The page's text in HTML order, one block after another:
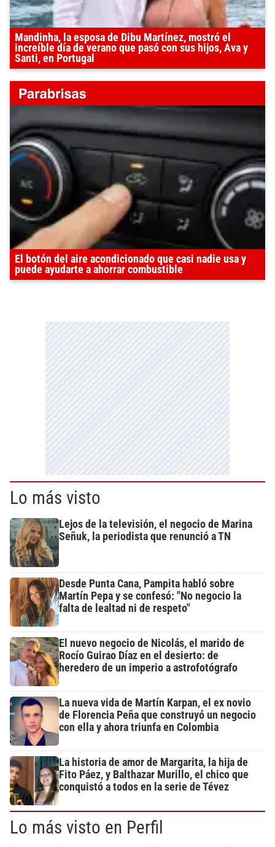
Mandinha, la esposa de Dibu Martínez, mostró el
increíble día de verano que pasó con sus hijos, Ava y
Santi, en Portugal
El botón del aire acondicionado que casi nadie usa y
puede ayudarte a ahorrar combustible
Lo más visto
Lejos de la televisión, el negocio de Marina
Señuk, la periodista que renunció a TN
Desde Punta Cana, Pampita habló sobre
Martín Pepa y se confesó: "No negocio la
falta de lealtad ni de respeto"
El nuevo negocio de Nicolás, el marido de
Rocío Guirao Díaz en el desierto: de
heredero de un imperio a astrofotógrafo
La nueva vida de Martín Karpan, el ex novio
de Florencia Peña que construyó un negocio
con ella y ahora triunfa en Colombia
La historia de amor de Margarita, la hija de
Fito Páez, y Balthazar Murillo, el chico que
conquistó a todos en la serie de Tévez
Lo más visto en Perfil